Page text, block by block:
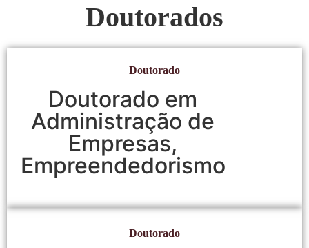
Doutorados
Doutorado
Doutorado em
Administração de
Empresas,
Empreendedorismo
Doutorado